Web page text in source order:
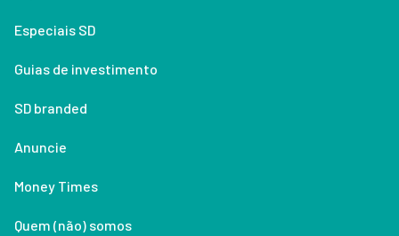
Especiais SD
Guias de investimento
SD branded
Anuncie
Money Times
Quem (não) somos